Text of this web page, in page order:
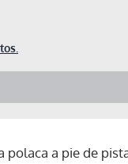
polaca a pie de